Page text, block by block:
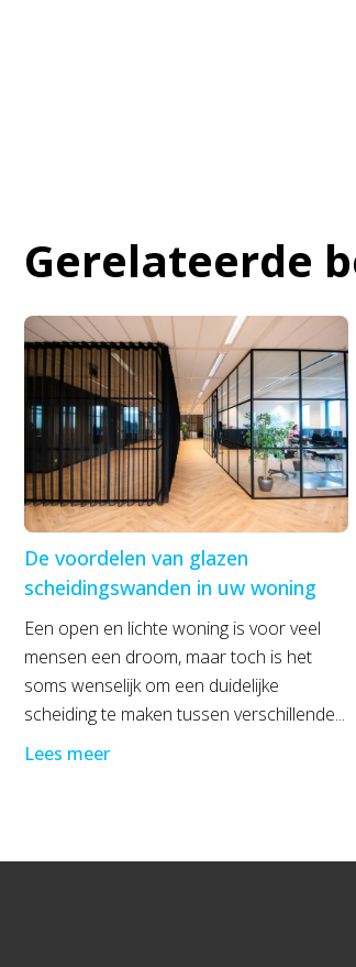
Gerelateerde
De voordelen van glazen
scheidingswanden in uw woning
Een open en lichte woning is voor veel
mensen een droom, maar toch is het
soms wenselijk om een duidelijke
scheiding te maken tussen verschillende...
Lees meer